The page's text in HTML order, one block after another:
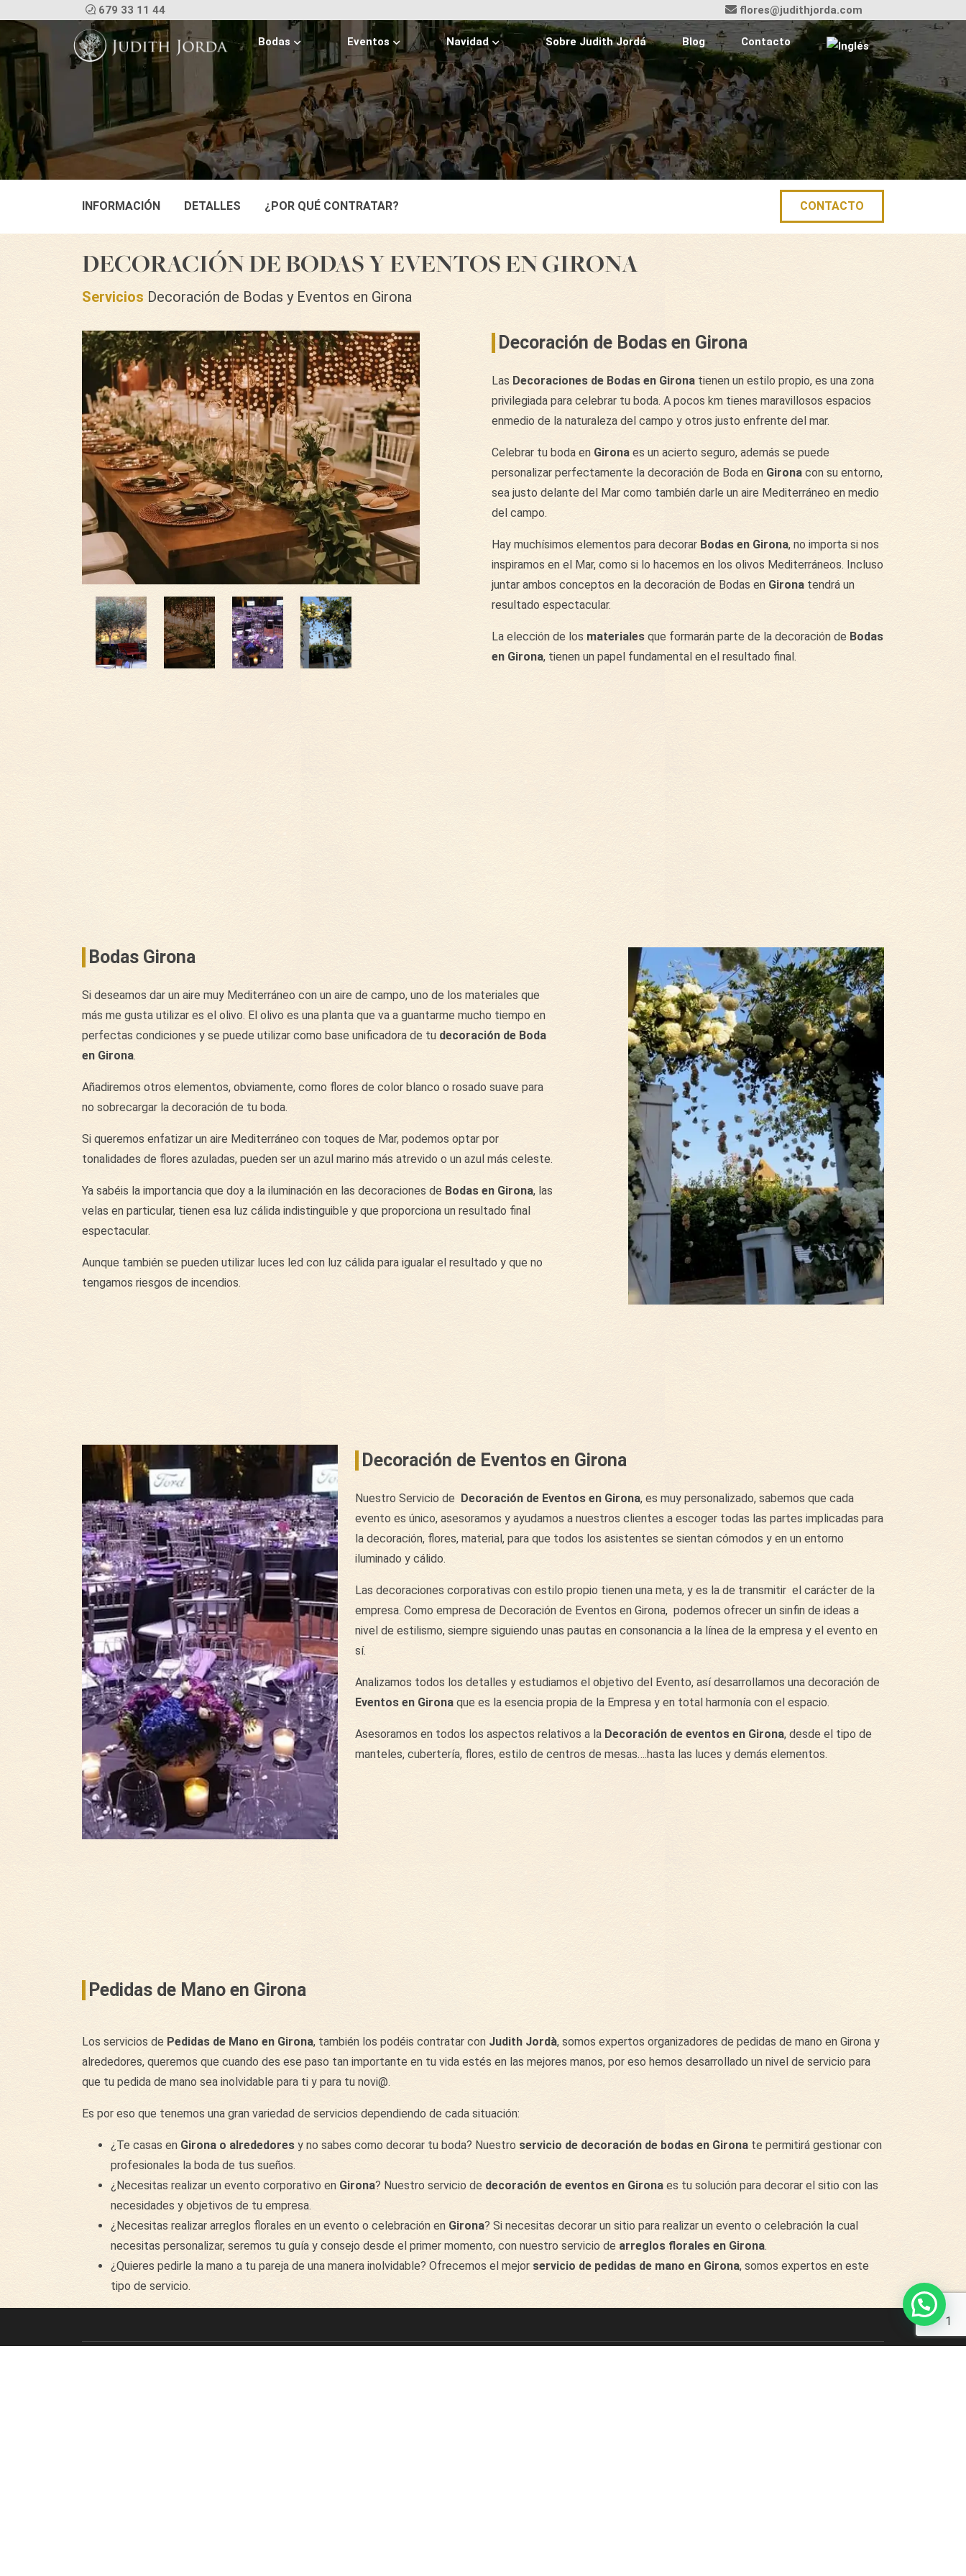
679 33 11 44 flores@judithjorda.com
Bodas Eventos Navidad Sobre Judith Jordá Blog Contacto
INFORMACIÓN DETALLES ¿POR QUÉ CONTRATAR? CONTACTO
DECORACIÓN DE BODAS Y EVENTOS EN GIRONA
Servicios Decoración de Bodas y Eventos en Girona
Decoración de Bodas en Girona
Las Decoraciones de Bodas en Girona tienen un estilo propio, es una zona
privilegiada para celebrar tu boda. A pocos km tienes maravillosos espacios
enmedio de la naturaleza del campo y otros justo enfrente del mar.
Celebrar tu boda en Girona es un acierto seguro, además se puede
personalizar perfectamente la decoración de Boda en Girona con su entorno,
sea justo delante del Mar como también darle un aire Mediterráneo en medio
del campo.
Hay muchísimos elementos para decorar Bodas en Girona, no importa si nos
inspiramos en el Mar, como si lo hacemos en los olivos Mediterráneos. Incluso
juntar ambos conceptos en la decoración de Bodas en Girona tendrá un
resultado espectacular.
La elección de los materiales que formarán parte de la decoración de Bodas
en Girona, tienen un papel fundamental en el resultado final.
Bodas Girona
Si deseamos dar un aire muy Mediterráneo con un aire de campo, uno de los materiales que
más me gusta utilizar es el olivo. El olivo es una planta que va a guantarme mucho tiempo en
perfectas condiciones y se puede utilizar como base unificadora de tu decoración de Boda
en Girona.
Añadiremos otros elementos, obviamente, como flores de color blanco o rosado suave para
no sobrecargar la decoración de tu boda.
Si queremos enfatizar un aire Mediterráneo con toques de Mar, podemos optar por
tonalidades de flores azuladas, pueden ser un azul marino más atrevido o un azul más celeste.
Ya sabéis la importancia que doy a la iluminación en las decoraciones de Bodas en Girona, las
velas en particular, tienen esa luz cálida indistinguible y que proporciona un resultado final
espectacular.
Aunque también se pueden utilizar luces led con luz cálida para igualar el resultado y que no
tengamos riesgos de incendios.
Decoración de Eventos en Girona
Nuestro Servicio de Decoración de Eventos en Girona, es muy personalizado, sabemos que cada
evento es único, asesoramos y ayudamos a nuestros clientes a escoger todas las partes implicadas para
la decoración, flores, material, para que todos los asistentes se sientan cómodos y en un entorno
iluminado y cálido.
Las decoraciones corporativas con estilo propio tienen una meta, y es la de transmitir el carácter de la
empresa. Como empresa de Decoración de Eventos en Girona, podemos ofrecer un sinfin de ideas a
nivel de estilismo, siempre siguiendo unas pautas en consonancia a la línea de la empresa y el evento en
sí.
Analizamos todos los detalles y estudiamos el objetivo del Evento, así desarrollamos una decoración de
Eventos en Girona que es la esencia propia de la Empresa y en total harmonía con el espacio.
Asesoramos en todos los aspectos relativos a la Decoración de eventos en Girona, desde el tipo de
manteles, cubertería, flores, estilo de centros de mesas….hasta las luces y demás elementos.
Pedidas de Mano en Girona
Los servicios de Pedidas de Mano en Girona, también los podéis contratar con Judith Jordà, somos expertos organizadores de pedidas de mano en Girona y
alrededores, queremos que cuando des ese paso tan importante en tu vida estés en las mejores manos, por eso hemos desarrollado un nivel de servicio para
que tu pedida de mano sea inolvidable para ti y para tu novi@.
Es por eso que tenemos una gran variedad de servicios dependiendo de cada situación:
¿Te casas en Girona o alrededores y no sabes como decorar tu boda? Nuestro servicio de decoración de bodas en Girona te permitirá gestionar con
profesionales la boda de tus sueños.
¿Necesitas realizar un evento corporativo en Girona? Nuestro servicio de decoración de eventos en Girona es tu solución para decorar el sitio con las
necesidades y objetivos de tu empresa.
¿Necesitas realizar arreglos florales en un evento o celebración en Girona? Si necesitas decorar un sitio para realizar un evento o celebración la cual
necesitas personalizar, seremos tu guía y consejo desde el primer momento, con nuestro servicio de arreglos florales en Girona.
¿Quieres pedirle la mano a tu pareja de una manera inolvidable? Ofrecemos el mejor servicio de pedidas de mano en Girona, somos expertos en este
tipo de servicio.
1